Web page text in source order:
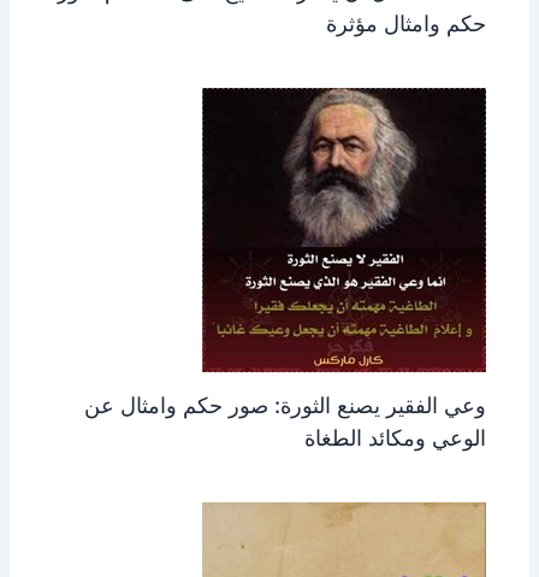
حكم وامثال مؤثرة
وعي الفقير يصنع الثورة: صور حكم وامثال عن
الوعي ومكائد الطغاة